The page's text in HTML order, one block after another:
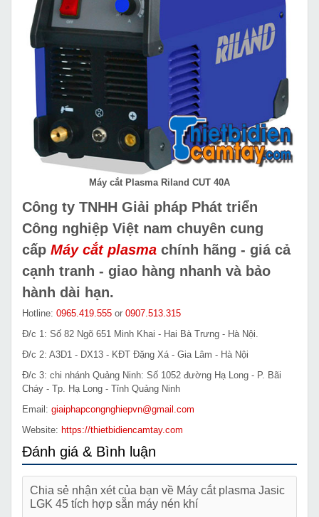
Máy cắt Plasma Riland CUT 40A
Công ty TNHH Giải pháp Phát triển
Công nghiệp Việt nam chuyên cung
cấp Máy cắt plasma chính hãng - giá cả
cạnh tranh - giao hàng nhanh và bảo
hành dài hạn.
Hotline: 0965.419.555 or 0907.513.315
Đ/c 1: Số 82 Ngõ 651 Minh Khai - Hai Bà Trưng - Hà Nội.
Đ/c 2: A3D1 - DX13 - KĐT Đặng Xá - Gia Lâm - Hà Nội
Đ/c 3: chi nhánh Quảng Ninh: Số 1052 đường Hạ Long - P. Bãi
Cháy - Tp. Hạ Long - Tỉnh Quảng Ninh
Email: giaiphapcongnghiepvn@gmail.com
Website: https://thietbidiencamtay.com
Đánh giá & Bình luận
Chia sẻ nhận xét của bạn về Máy cắt plasma Jasic
LGK 45 tích hợp sẵn máy nén khí